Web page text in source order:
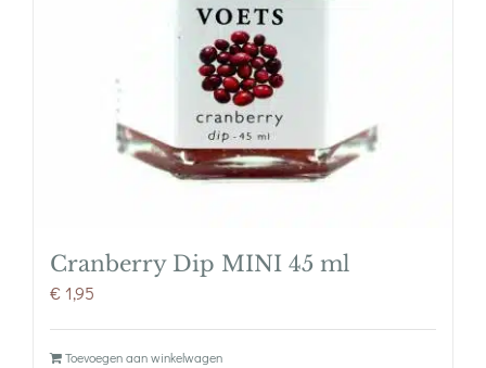
Cranberry Dip MINI 45 ml
€ 1,95
Toevoegen aan winkelwagen